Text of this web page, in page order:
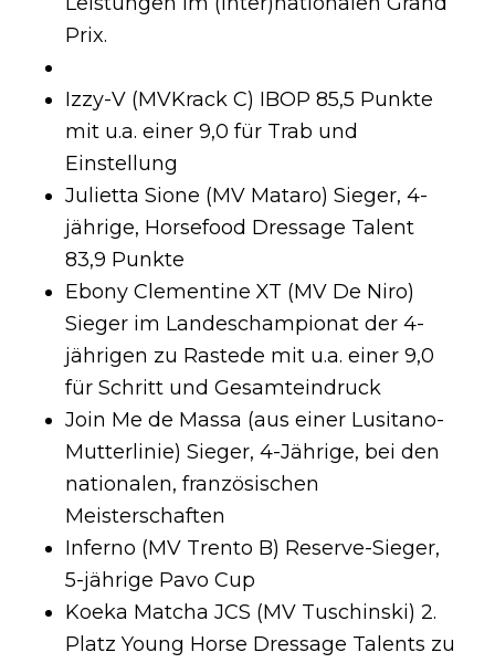
Prix.
Izzy-V (MVKrack C) IBOP 85,5 Punkte
mit u.a. einer 9,0 für Trab und
Einstellung
Julietta Sione (MV Mataro) Sieger, 4-
jährige, Horsefood Dressage Talent
83,9 Punkte
Ebony Clementine XT (MV De Niro)
Sieger im Landeschampionat der 4-
jährigen zu Rastede mit u.a. einer 9,0
für Schritt und Gesamteindruck
Join Me de Massa (aus einer Lusitano-
Mutterlinie) Sieger, 4-Jährige, bei den
nationalen, französischen
Meisterschaften
Inferno (MV Trento B) Reserve-Sieger,
5-jährige Pavo Cup
Koeka Matcha JCS (MV Tuschinski) 2.
Platz Young Horse Dressage Talents zu